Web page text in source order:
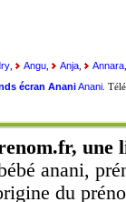
, Angu, Anja, Annara
écran AnaniAnani.
, une
anani,
du